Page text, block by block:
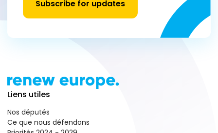
Subscribe for updates
Liens utiles
Nos députés
Ce que nous défendons